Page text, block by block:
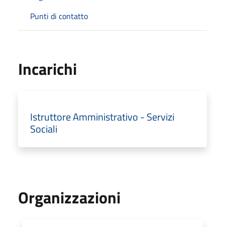
Punti di contatto
Incarichi
Istruttore Amministrativo - Servizi
Sociali
Organizzazioni